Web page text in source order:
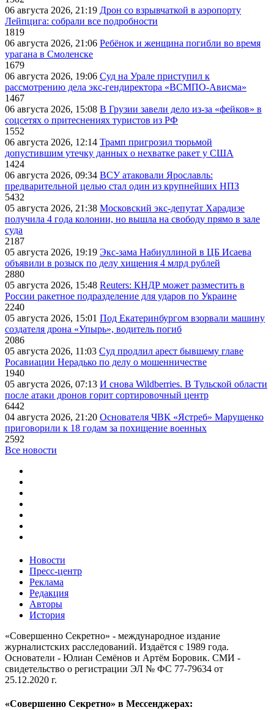
06 августа 2026, 21:19 Дрон со взрывчаткой в аэропорту
Лейпцига: собрали все подробности
1819
06 августа 2026, 21:06 Ребёнок и женщина погибли во время
урагана в Смоленске
1679
06 августа 2026, 19:06 Суд на Урале приступил к
рассмотрению дела экс-гендиректора «ВСМПО-Ависма»
1467
06 августа 2026, 15:08 В Грузии завели дело из-за «фейков» в
соцсетях о притеснениях туристов из РФ
1552
06 августа 2026, 12:14 Трамп пригрозил тюрьмой
допустившим утечку данных о нехватке ракет у США
1424
06 августа 2026, 09:34 ВСУ атаковали Ярославль:
предварительной целью стал один из крупнейших НПЗ
5432
05 августа 2026, 21:38 Московский экс-депутат Харадизе
получила 4 года колонии, но вышла на свободу прямо в зале
суда
2187
05 августа 2026, 19:19 Экс-зама Набиуллиной в ЦБ Исаева
объявили в розыск по делу хищения 4 млрд рублей
2880
05 августа 2026, 15:48 Reuters: КНДР может разместить в
России ракетное подразделение для ударов по Украине
2240
05 августа 2026, 15:01 Под Екатеринбургом взорвали машину
создателя дрона «Упырь», водитель погиб
2086
05 августа 2026, 11:03 Суд продлил арест бывшему главе
Росавиации Нерадько по делу о мошенничестве
1940
05 августа 2026, 07:13 И снова Wildberries. В Тульской области
после атаки дронов горит сортировочный центр
6442
04 августа 2026, 21:20 Основателя ЧВК «Ястреб» Марущенко
приговорили к 18 годам за похищение военных
2592
Все новости
Новости
Пресс-центр
Реклама
Редакция
Авторы
История
«Совершенно Секретно» - международное издание
журналистских расследований. Издаётся с 1989 года.
Основатели - Юлиан Семёнов и Артём Боровик. CМИ -
свидетельство о регистрации ЭЛ № ФС 77-79634 от
25.12.2020 г.
«Совершенно Секретно» в Мессенджерах: